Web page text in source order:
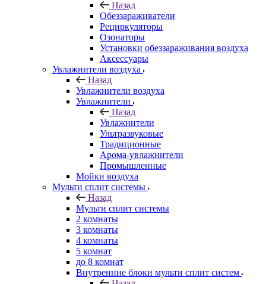
Назад
Обеззараживатели
Рециркуляторы
Озонаторы
Установки обеззараживания воздуха
Аксессуары
Увлажнители воздуха
Назад
Увлажнители воздуха
Увлажнители
Назад
Увлажнители
Ультразвуковые
Традиционные
Арома-увлажнители
Промышленные
Мойки воздуха
Мульти сплит системы
Назад
Мульти сплит системы
2 комнаты
3 комнаты
4 комнаты
5 комнат
до 8 комнат
Внутренние блоки мульти сплит систем